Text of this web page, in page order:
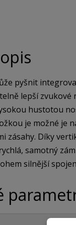
pyšnit
lepší zvukové
hustotou
je možné je
zásahy. Díky
samotný
silnější